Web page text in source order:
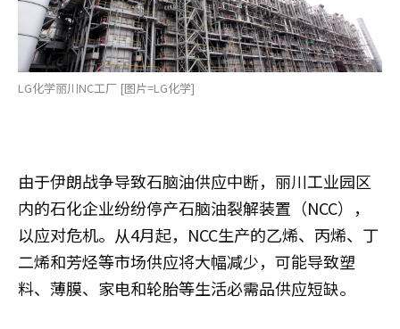
LG化学丽川NC工厂 [图片=LG化学]
由于伊朗战争导致石脑油供应中断，丽川工业园区
内的石化企业纷纷停产石脑油裂解装置（NCC），
以应对危机。从4月起，NCC生产的乙烯、丙烯、丁
二烯和芳烃等市场供应将大幅减少，可能导致塑
料、薄膜、家电和轮胎等生活必需品供应短缺。